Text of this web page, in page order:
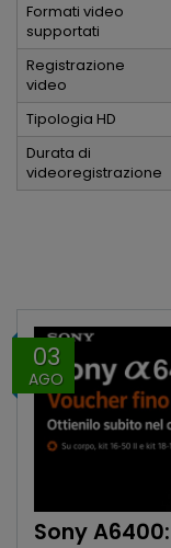
Formati video
supportati
Registrazione
video
Tipologia HD
Durata di
videoregistrazione
03
AGO